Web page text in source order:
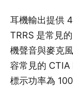
耳機輸出提供
TRRS 是常見
機聲音與麥克
容常見的 CTIA
標示功率為